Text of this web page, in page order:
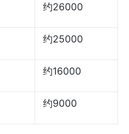
约26000
约25000
约16000
约9000